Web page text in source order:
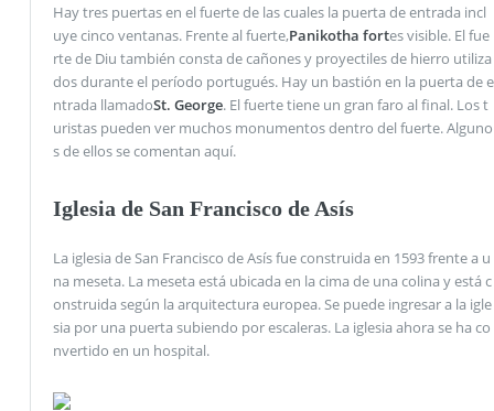
Hay tres puertas en el fuerte de las cuales la puerta de entrada incl
uye cinco ventanas. Frente al fuerte,Panikotha fortes visible. El fue
rte de Diu también consta de cañones y proyectiles de hierro utiliza
dos durante el período portugués. Hay un bastión en la puerta de e
ntrada llamadoSt. George. El fuerte tiene un gran faro al final. Los t
uristas pueden ver muchos monumentos dentro del fuerte. Alguno
s de ellos se comentan aquí.
Iglesia de San Francisco de Asís
La iglesia de San Francisco de Asís fue construida en 1593 frente a u
na meseta. La meseta está ubicada en la cima de una colina y está c
onstruida según la arquitectura europea. Se puede ingresar a la igle
sia por una puerta subiendo por escaleras. La iglesia ahora se ha co
nvertido en un hospital.